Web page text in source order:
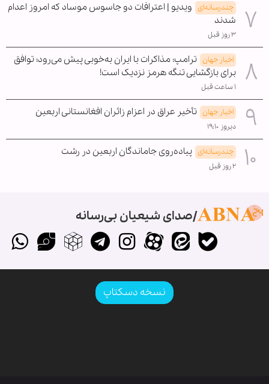
چندرسانه‌ای ویدیو | اعترافات دو جاسوس موساد که امروز اعدام
شدند
۳ روز قبل
اخبار جهان ترامپ: مذاکرات با ایران به‌خوبی پیش می‌رود؛ توافق
برای بازگشایی تنگه هرمز نزدیک است!
۱ ساعت قبل
اخبار جهان تأخیر عراق در اعزام زائران افغانستانی اربعین
دیروز ۱۹:۱۰
چندرسانه‌ای پیاده‌روی جاماندگان اربعین در رشت
۲ روز قبل
صدای شیعیان بی‌رسانه
نسخه دسکتاپ